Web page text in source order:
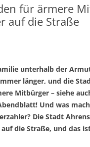
für ärmere
auf die Straße
unterhalb der
länger, und die
Mitbürger – siehe
Und was
Die Stadt
die Straße, und das